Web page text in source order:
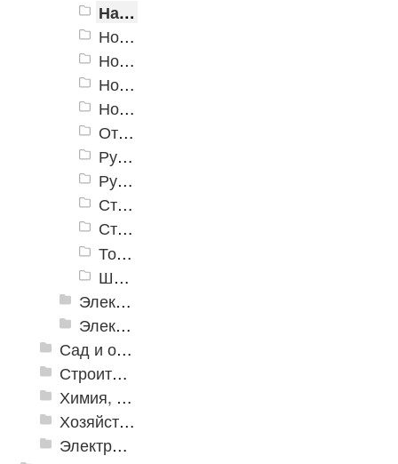
Напильники, надфили
Ножницы для профилей
Ножницы по металлу
Ножовки
Ножовки и полотна по металлу
Отвертки
Рубанки
Ручные дрели
Стамески, резцы
Стусла
Топоры, колуны
Шарнирно-губцевые инструменты
Электромонтажный инструмент
Электронные измерительные инструменты
Сад и огород
Строительная Химия и принадлежности
Химия, крепеж, СИЗ
Хозяйственные принадлежности
Электрика и свет